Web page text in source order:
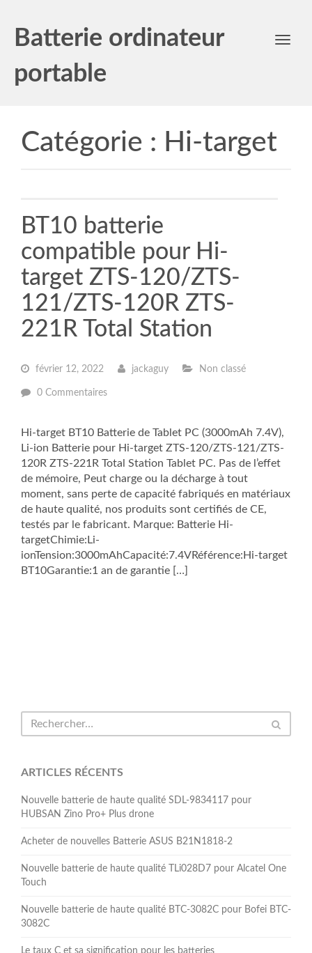
Batterie ordinateur
portable
Toggle
Catégorie : Hi-target
BT10 batterie
compatible pour Hi-
target ZTS-120/ZTS-
121/ZTS-120R ZTS-
221R Total Station
février 12, 2022 jackaguy Non classé
0 Commentaires
Hi-target BT10 Batterie de Tablet PC (3000mAh 7.4V),
Li-ion Batterie pour Hi-target ZTS-120/ZTS-121/ZTS-
120R ZTS-221R Total Station Tablet PC. Pas de l’effet
de mémoire, Peut charge ou la décharge à tout
moment, sans perte de capacité fabriqués en matériaux
de haute qualité, nos produits sont certifiés de CE,
testés par le fabricant. Marque: Batterie Hi-
targetChimie:Li-
ionTension:3000mAhCapacité:7.4VRéférence:Hi-target
BT10Garantie:1 an de garantie […]
ARTICLES RÉCENTS
Nouvelle batterie de haute qualité SDL-9834117 pour
HUBSAN Zino Pro+ Plus drone
Acheter de nouvelles Batterie ASUS B21N1818-2
Nouvelle batterie de haute qualité TLi028D7 pour Alcatel One
Touch
Nouvelle batterie de haute qualité BTC-3082C pour Bofei BTC-
3082C
Le taux C et sa signification pour les batteries